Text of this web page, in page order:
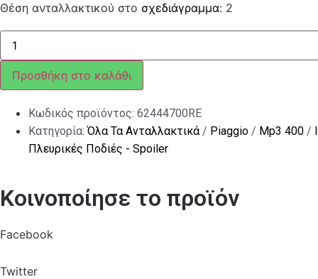
Θέση ανταλλακτικού στο σχεδιάγραμμα: 2
ΠΛΕΥΡΟ
ΔΕ
MP3
ROSSO
806/A
ποσότητα
Προσθήκη στο καλάθι
Κωδικός προϊόντος: 62444700RE
Κατηγορία:Όλα Τα Ανταλλακτικά/ Piaggio / Mp3 400 /
Πλευρικές Ποδιές - Spoiler
Κοινοποίησε το προϊόν
Facebook
Twitter